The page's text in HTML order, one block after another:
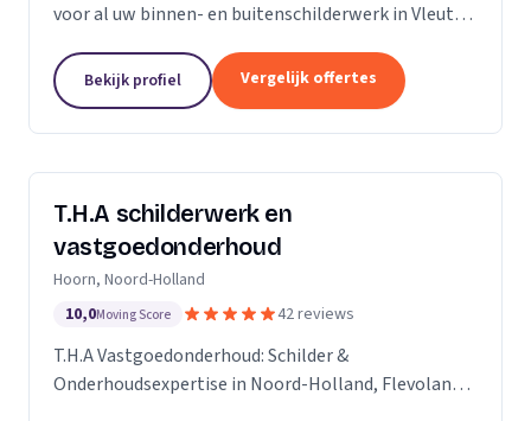
voor al uw binnen- en buitenschilderwerk in Vleuten
branche, onderscheiden we ons door onze...
Bekijk profiel Vergelijk offertes
T.H.A schilderwerk en
vastgoedonderhoud
Hoorn, Noord-Holland
10,0Moving Score 42 reviews
T.H.A Vastgoedonderhoud: Schilder &
Onderhoudsexpertise in Noord-Holland, Flevoland